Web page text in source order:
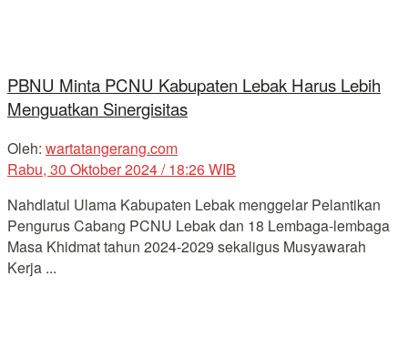
PBNU Minta PCNU Kabupaten Lebak Harus Lebih
Menguatkan Sinergisitas
Oleh: wartatangerang.com
Rabu, 30 Oktober 2024 / 18:26 WIB
Nahdlatul Ulama Kabupaten Lebak menggelar Pelantikan
Pengurus Cabang PCNU Lebak dan 18 Lembaga-lembaga
Masa Khidmat tahun 2024-2029 sekaligus Musyawarah
Kerja ...